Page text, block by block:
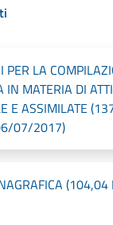
PER LA
IN MATERIA DI
E ASSIMILATE
07/2017)